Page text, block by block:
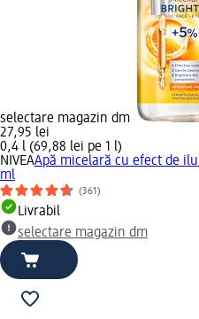
selectare magazin dm
27,95 lei
0,4 l (69,88 lei pe 1 l)
NIVEAApă micelară cu efect de
ml
(361)
Livrabil
selectare magazin dm